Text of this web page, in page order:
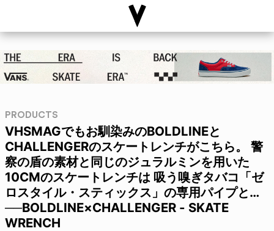
PRODUCTS
VHSMAGでもお馴染みのBOLDLINEと
CHALLENGERのスケートレンチがこちら。 警
察の盾の素材と同じのジュラルミンを用いた
10CMのスケートレンチは 吸う嗅ぎタバコ「ゼ
ロスタイル・スティックス」の専用パイプと…
──BOLDLINE×CHALLENGER - SKATE
WRENCH